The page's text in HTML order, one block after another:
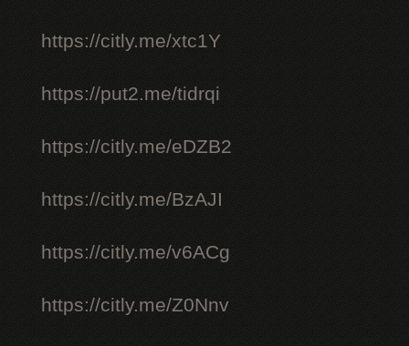
https://citly.me/xtc1Y
https://put2.me/tidrqi
https://citly.me/eDZB2
https://citly.me/BzAJI
https://citly.me/v6ACg
https://citly.me/Z0Nnv